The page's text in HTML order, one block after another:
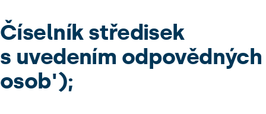
Číselník středisek
s uvedením odpovědných
osob');